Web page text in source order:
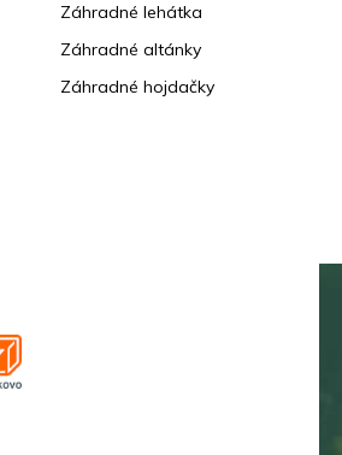
Záhradné lehátka
Záhradné altánky
Záhradné hojdačky